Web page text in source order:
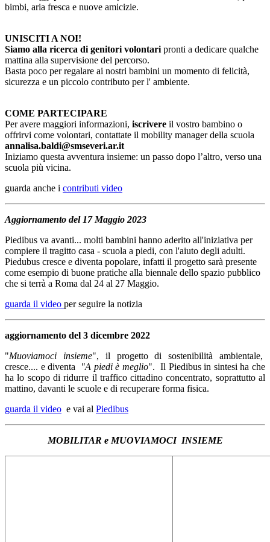
bimbi, aria fresca e nuove amicizie.
UNISCITI A NOI!
Siamo alla ricerca di genitori volontari pronti a dedicare qualche
mattina alla supervisione del percorso.
Basta poco per regalare ai nostri bambini un momento di felicità,
sicurezza e un piccolo contributo per l' ambiente.
COME PARTECIPARE
Per avere maggiori informazioni, iscrivere il vostro bambino o
offrirvi come volontari, contattate il mobility manager della scuola
annalisa.baldi@smseveri.ar.it
Iniziamo questa avventura insieme: un passo dopo l’altro, verso una
scuola più vicina.
guarda anche i contributi video
Aggiornamento del 17 Maggio 2023
Piedibus va avanti... molti bambini hanno aderito all'iniziativa per
compiere il tragitto casa - scuola a piedi, con l'aiuto degli adulti.
Piedubus cresce e diventa popolare, infatti il progetto sarà presente
come esempio di buone pratiche alla biennale dello spazio pubblico
che si terrà a Roma dal 24 al 27 Maggio.
guarda il video per seguire la notizia
aggiornamento del 3 dicembre 2022
"Muoviamoci insieme", il progetto di sostenibilità ambientale,
cresce.... e diventa
"A piedi è meglio". Il Piedibus in sintesi ha che
ha lo scopo di ridurre il traffico cittadino concentrato, soprattutto al
mattino, davanti le scuole e di recuperare forma fisica.
guarda il video e vai al Piedibus
MOBILITAR e MUOVIAMOCI INSIEME